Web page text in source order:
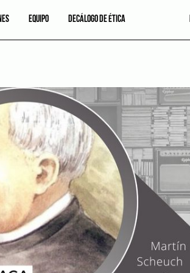
EQUIPO DECÁLOGO DE ÉTICA